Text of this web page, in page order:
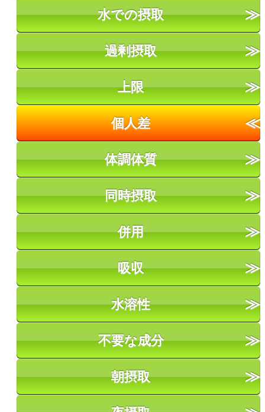
水での摂取
過剰摂取
上限
個人差
体調体質
同時摂取
併用
吸収
水溶性
不要な成分
朝摂取